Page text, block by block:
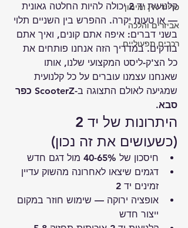
טרייד אין ומימון
אביזרים והלכה
רכבים תפעוליים
קלנועית יד 2 יכולה להיות החלטה גאונית
— או טעות יקרה. ההפרש בין השניים תלוי
בשני דברים: איפה אתם קונים, ואיך אתם
בודקים. במדריך הזה אנחנו פותחים את
כל הצ'ק-ליסט המקצועי שלנו, אותו
שאנחנו עצמנו עוברים על כל קלנועית
שמגיעה לאולם התצוגה ב-
ScooterZ כפר
סבא.
(כשעושים את זה נכון)
חיסכון של 40-65% מול דגם חדש
דגמים שיצאו לאחרונה מהשוק עדיין
זמינים יד 2
אופציה ירוקה — שימוש חוזר במקום
ייצור חדש